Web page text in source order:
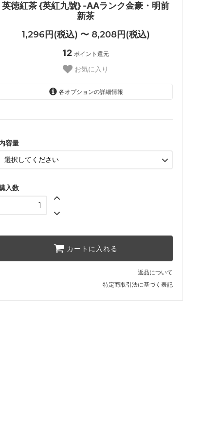
英徳紅茶 {英紅九號} -AAランク金豪・明前
新茶
1,296円(税込) 〜 8,208円(税込)
12 ポイント還元
お気に入り
各オプションの詳細情報
容量
入数
カートに入れる
返品について
特定商取引法に基づく表記